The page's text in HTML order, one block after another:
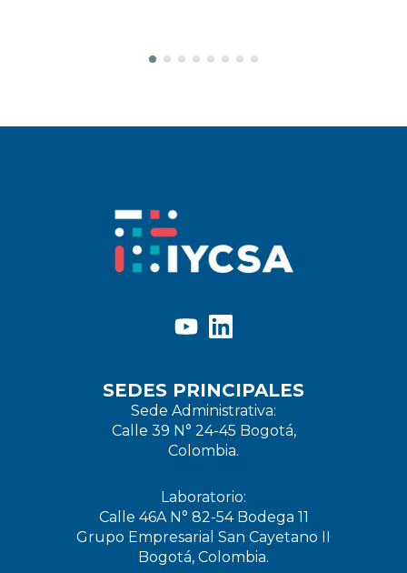
SEDES PRINCIPALES
Sede Administrativa:
Calle 39 N° 24-45 Bogotá,
Colombia.
Laboratorio:
Calle 46A N° 82-54 Bodega 11
Grupo Empresarial San Cayetano II
Bogotá, Colombia.